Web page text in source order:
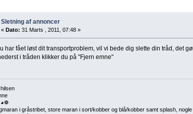
Sletning af annoncer
« Dato: 31 Marts , 2011, 07:48 »
har fået løst dit transportproblem, vil vi bede dig slette din tråd, det
i tråden klikker du på "Fjern emne"
i gråstribet, store maran i sort/kobber og blå/kobber samt splash,